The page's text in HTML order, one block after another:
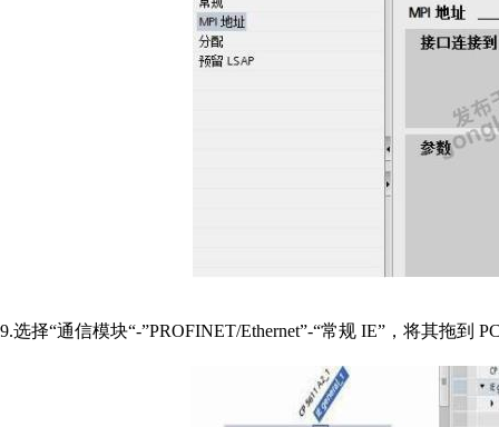
9.选择“通信模块“‐”PROFINET/Ethernet”‐“常规 IE”，将其拖到